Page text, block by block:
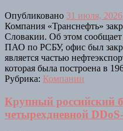
Опубликовано 31 июля, 2026
Компания «Транснефть»
Словакии. Об этом
ПАО по РСБУ, офис был
является частью
которая была построена в
Рубрика: Компании
Крупный российский
четырехдневной